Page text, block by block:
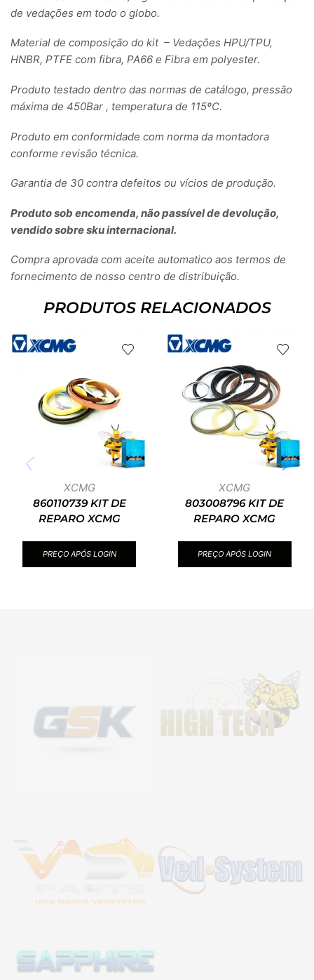
de vedações em todo o globo.
Material de composição do kit – Vedações HPU/TPU,
HNBR, PTFE com fibra, PA66 e Fibra em polyester.
Produto testado dentro das normas de catálogo, pressão
máxima de 450Bar , temperatura de 115ºC.
Produto em conformidade com norma da montadora
conforme revisão técnica.
Garantia de 30 contra defeitos ou vícios de produção.
Produto sob encomenda, não passível de devolução,
vendido sobre sku internacional.
Compra aprovada com aceite automatico aos termos de
fornecimento de nosso centro de distribuição.
PRODUTOS RELACIONADOS
XCMG
860110739 KIT DE
REPARO XCMG
PREÇO APÓS LOGIN
XCMG
803008796 KIT DE
REPARO XCMG
PREÇO APÓS LOGIN